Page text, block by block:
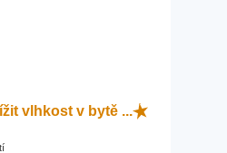
vlhkost v bytě ...